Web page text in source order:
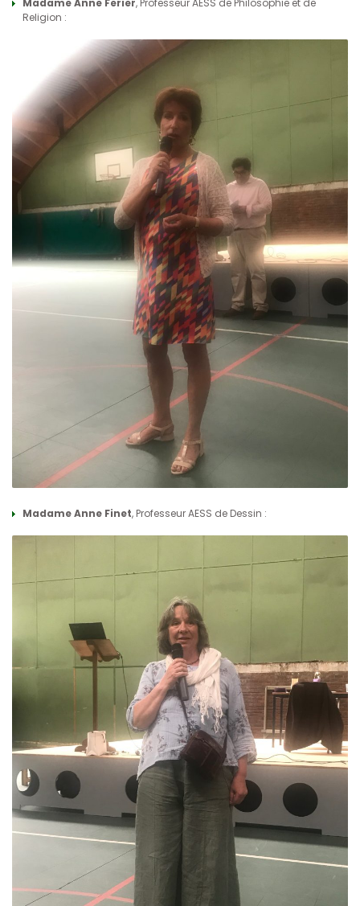
Madame Anne Ferier, Professeur AESS de Philosophie et de
Religion :
Madame Anne Finet, Professeur AESS de Dessin :